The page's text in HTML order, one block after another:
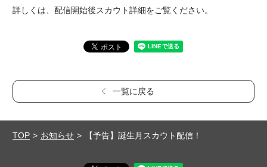
詳しくは、配信開始後スカウト詳細をご覧ください。
一覧に戻る
TOP お知らせ 【予告】誕生月スカウト配信！